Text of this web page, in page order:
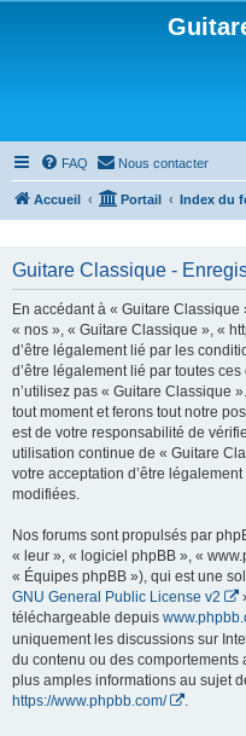
FAQ Nous contacter
Accueil Portail Index du
Guitare Classique -
En accédant à « Guitare
« nos », « Guitare Classique », «
d’être légalement lié par les
d’être légalement lié par toutes
n’utilisez pas « Guitare Classique
tout moment et ferons tout notre
est de votre responsabilité de
utilisation continue de « Guitare
votre acceptation d’être
modifiées.
Nos forums sont propulsés par
« leur », « logiciel phpBB », «
« Équipes phpBB »), qui est une
GNU General Public License v2
téléchargeable depuis
uniquement les discussions sur
du contenu ou des comportements
plus amples informations au sujet
https://www.phpbb.com/